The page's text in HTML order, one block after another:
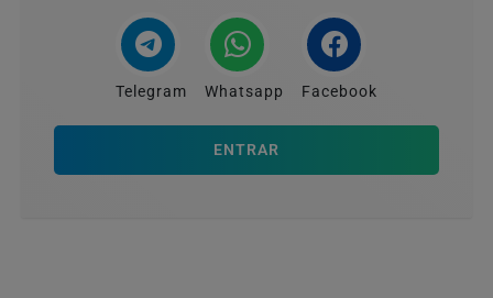
Telegram Whatsapp Facebook
ENTRAR